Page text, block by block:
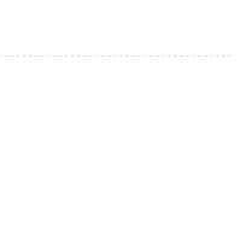
速度检测器